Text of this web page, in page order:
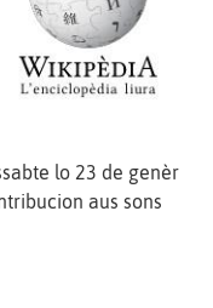
lo 23 de genèr
aus sons